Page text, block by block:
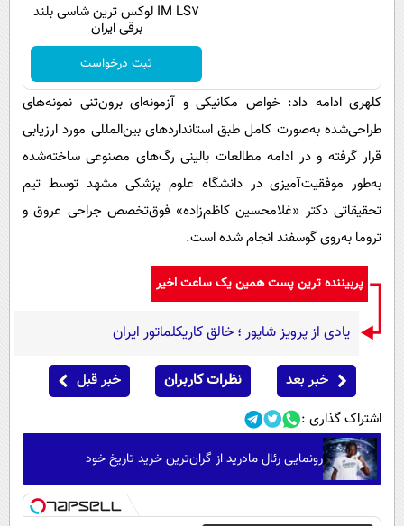
IM LS7 لوکس ترین شاسی بلند
برقی ایران
ثبت درخواست
کلهری ادامه داد: خواص مکانیکی و آزمونه‌ای برون‌تنی نمونه‌های
طراحی‌شده به‌صورت کامل طبق استانداردهای بین‌المللی مورد ارزیابی
قرار گرفته و در ادامه مطالعات بالینی رگ‌های مصنوعی ساخته‌شده
به‌طور موفقیت‌آمیزی در دانشگاه علوم پزشکی مشهد توسط تیم
تحقیقاتی دکتر «غلامحسین کاظم‌زاده» فوق‌تخصص جراحی عروق و
تروما به‌روی گوسفند انجام شده است.
پربیننده ترین پست همین یک ساعت اخیر
یادی از پرویز شاپور ؛ خالق کاریکلماتور ایران
خبر بعد نظرات کاربران خبر قبل
اشتراک گذاری :
رونمایی رئال مادرید از گران‌ترین خرید تاریخ خود